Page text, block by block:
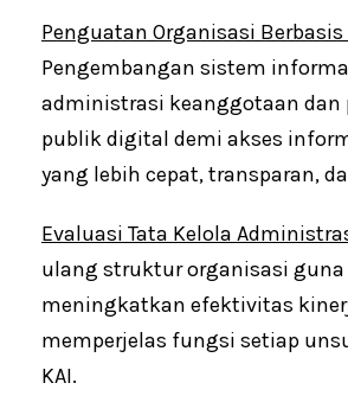
Penguatan Organisasi
Pengembangan sistem
administrasi keanggotaan dan
publik digital demi akses
yang lebih cepat, transparan,
Evaluasi Tata Kelola
ulang struktur organisasi guna
meningkatkan efektivitas
memperjelas fungsi setiap
KAI.